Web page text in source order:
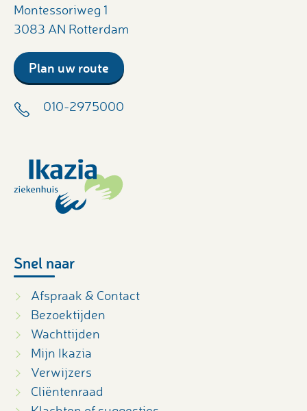
Montessoriweg 1
3083 AN Rotterdam
Plan uw route
010-2975000
Snel naar
Afspraak & Contact
Bezoektijden
Wachttijden
Mijn Ikazia
Verwijzers
Cliëntenraad